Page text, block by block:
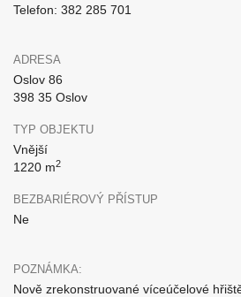
Telefon: 382 285 701
ADRESA
Oslov 86
398 35 Oslov
TYP OBJEKTU
Vnější
1220 m2
BEZBARIÉROVÝ PŘÍSTUP
Ne
POZNÁMKA:
Nově zrekonstruované víceúčelové